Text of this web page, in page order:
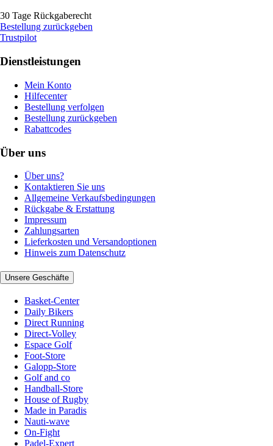
30 Tage Rückgaberecht
Bestellung zurückgeben
Trustpilot
Dienstleistungen
Mein Konto
Hilfecenter
Bestellung verfolgen
Bestellung zurückgeben
Rabattcodes
Über uns
Über uns?
Kontaktieren Sie uns
Allgemeine Verkaufsbedingungen
Rückgabe & Erstattung
Impressum
Zahlungsarten
Lieferkosten und Versandoptionen
Hinweis zum Datenschutz
Unsere Geschäfte
Basket-Center
Daily Bikers
Direct Running
Direct-Volley
Espace Golf
Foot-Store
Galopp-Store
Golf and co
Handball-Store
House of Rugby
Made in Paradis
Nauti-wave
On-Fight
Padel-Expert